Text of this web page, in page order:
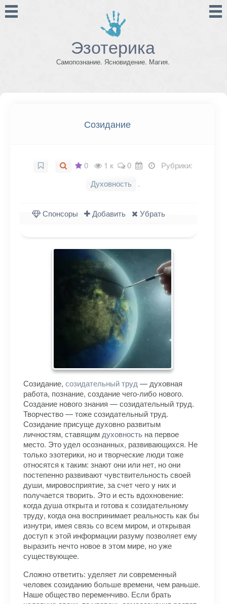
Эзотерика
Самопознание. Ясновидение. Магия.
Созидание
0 1 к 0
Рубрики:
Духовность
.
Спонсоры Добавить Убрать
Созидание, созидательный труд — духовная
работа, познание, создание чего-либо нового.
Создание нового знания — созидательный труд.
Творчество — тоже созидательный труд.
Созидание присуще духовно развитым
личностям, ставящим духовность на первое
место. Это удел осознанных, развивающихся. Не
только эзотерики, но и творческие люди тоже
относятся к таким: знают они или нет, но они
постепенно развивают чувствительность своей
души, мировосприятие, за счет чего у них и
получается творить. Это и есть вдохновение:
когда душа открыта и готова к созидательному
труду, когда она воспринимает реальность как бы
изнутри, имея связь со всем миром, и открывая
доступ к этой информации разуму позволяет ему
выразить нечто новое в этом мире, но уже
существующее.
Сложно ответить: уделяет ли современный
человек созиданию больше времени, чем раньше.
Наше общество переменчиво. Если брать